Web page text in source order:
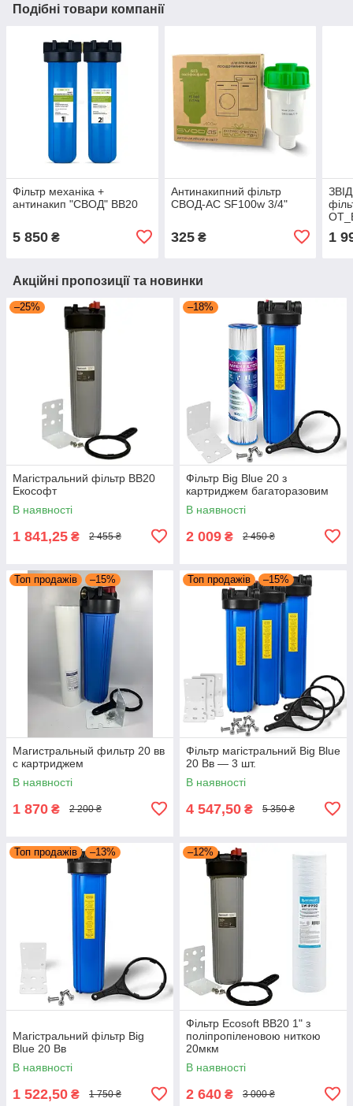
Подібні товари компанії
Фільтр механіка +
антинакип "СВОД" BB20
5 850 ₴
Антинакипний фільтр
СВОД-АС SF100w 3/4"
325₴ 1
Акційні пропозиції та новинки
–25%
Магістральний фільтр BB20
Екософт
В наявності
1 841,25 ₴ 2 455 ₴
–18%
Фільтр Big Blue 20 з
картриджем багаторазовим
В наявності
2 009 ₴ 2 450 ₴
Топ продажів –15%
Магистральный фильтр 20 вв
с картриджем
В наявності
1 870 ₴ 2 200 ₴
Топ продажів –15%
Фільтр магістральний Big Blue
20 Вв — 3 шт.
В наявності
4 547,50 ₴ 5 350 ₴
Топ продажів –13%
Магістральний фільтр Big
Blue 20 Вв
В наявності
1 522,50 ₴ 1 750 ₴
–12%
Фільтр Ecosoft ВВ20 1" з
поліпропіленовою ниткою
20мкм
В наявності
2 640 ₴ 3 000 ₴